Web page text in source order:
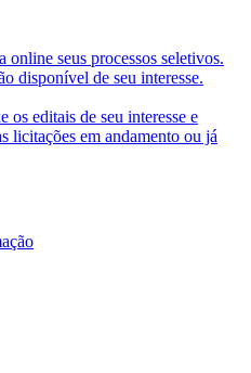
seus processos seletivos.
disponível de seu interesse.
os editais de seu interesse e
licitações em andamento ou já